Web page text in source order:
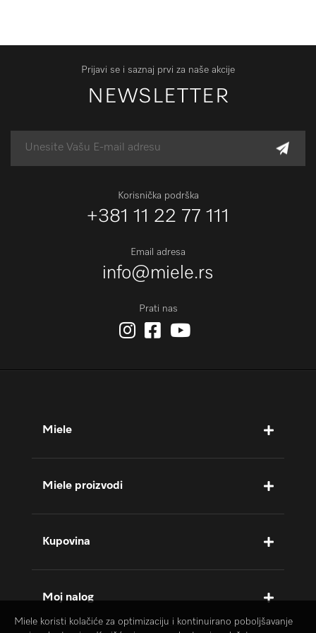
Prijavi se i saznaj prvi za naše akcije
NEWSLETTER
Korisnička podrška
+381 11 22 77 111
Email adresa
info@miele.rs
Prati nas
Miele
Miele proizvodi
Kupovina
Moj nalog
Miele koristi kolačiće za optimizaciju i kontinuirano poboljšavanje